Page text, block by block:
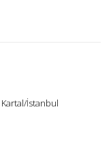
İstanbul